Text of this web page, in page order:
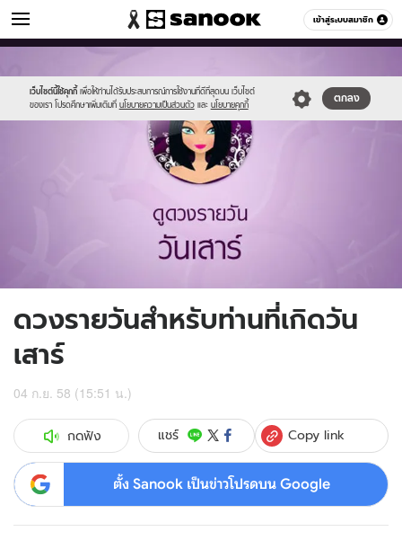
เข้าสู่ระบบสมาชิก
ดูดวง หมวดอื่นๆ
เว็บไซต์นี้ใช้คุกกี้ เพื่อให้ท่านได้รับประสบการณ์การใช้งานที่ดีที่สุดบน เว็บไซต์
ของเรา โปรดศึกษาเพิ่มเติมที่ นโยบายความเป็นส่วนตัว และ นโยบายคุกกี้
ตกลง
new-
sanook.png
ดวงรายวันสำหรับท่านที่เกิดวัน
เสาร์
04 ก.ย. 58 (15:51 น.)
กดฟัง แชร์ Copy link
ตั้ง Sanook เป็นข่าวโปรดบน Google